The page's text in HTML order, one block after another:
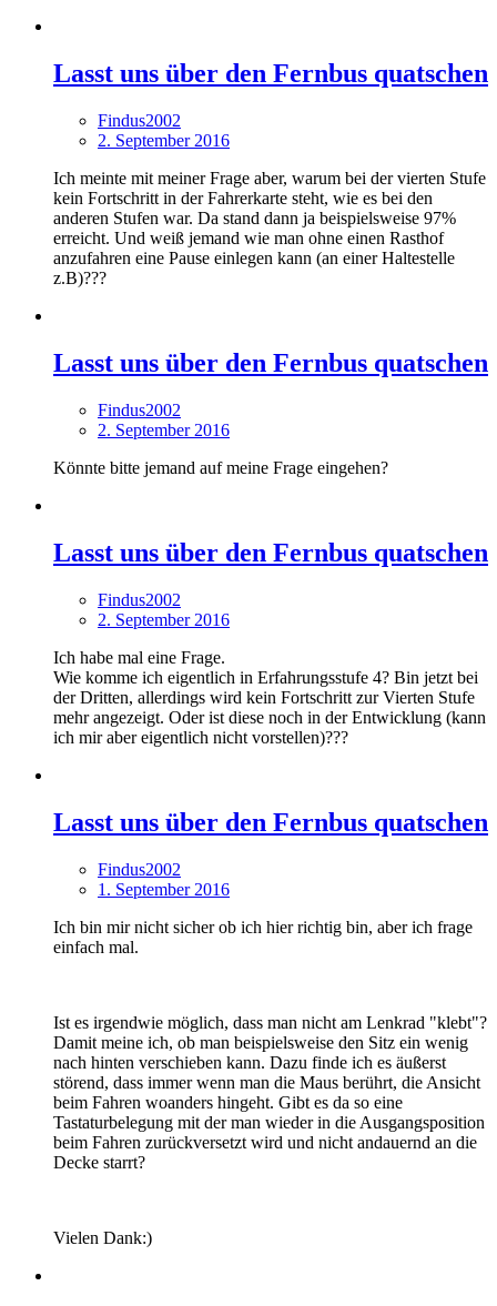
Lasst uns über den Fernbus quatschen
Findus2002
2. September 2016
Ich meinte mit meiner Frage aber, warum bei der vierten Stufe
kein Fortschritt in der Fahrerkarte steht, wie es bei den
anderen Stufen war. Da stand dann ja beispielsweise 97%
erreicht. Und weiß jemand wie man ohne einen Rasthof
anzufahren eine Pause einlegen kann (an einer Haltestelle
z.B)???
Lasst uns über den Fernbus quatschen
Findus2002
2. September 2016
Könnte bitte jemand auf meine Frage eingehen?
Lasst uns über den Fernbus quatschen
Findus2002
2. September 2016
Ich habe mal eine Frage.
Wie komme ich eigentlich in Erfahrungsstufe 4? Bin jetzt bei
der Dritten, allerdings wird kein Fortschritt zur Vierten Stufe
mehr angezeigt. Oder ist diese noch in der Entwicklung (kann
ich mir aber eigentlich nicht vorstellen)???
Lasst uns über den Fernbus quatschen
Findus2002
1. September 2016
Ich bin mir nicht sicher ob ich hier richtig bin, aber ich frage
einfach mal.
Ist es irgendwie möglich, dass man nicht am Lenkrad "klebt"?
Damit meine ich, ob man beispielsweise den Sitz ein wenig
nach hinten verschieben kann. Dazu finde ich es äußerst
störend, dass immer wenn man die Maus berührt, die Ansicht
beim Fahren woanders hingeht. Gibt es da so eine
Tastaturbelegung mit der man wieder in die Ausgangsposition
beim Fahren zurückversetzt wird und nicht andauernd an die
Decke starrt?
Vielen Dank:)